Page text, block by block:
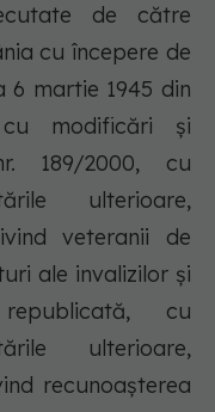
de către
cu începere de
6 martie 1945 din
modificări şi
189/2000, cu
ulterioare,
veteranii de
ale invalizilor şi
cu
ulterioare,
recunoaşterea